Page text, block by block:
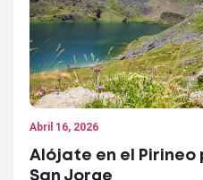
Abril 16, 2026
Alójate en el Pirineo
San Jorge